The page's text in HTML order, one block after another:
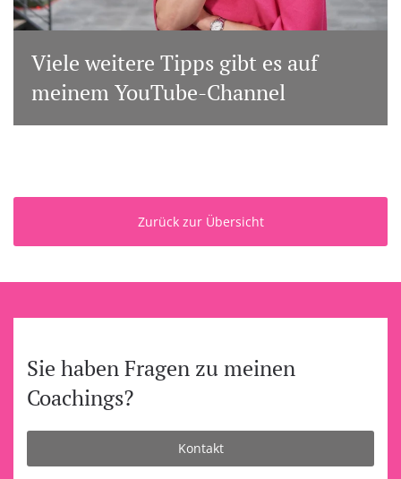
Viele weitere Tipps gibt es auf
meinem YouTube-Channel
Zurück zur Übersicht
Sie haben Fragen zu meinen
Coachings?
Kontakt